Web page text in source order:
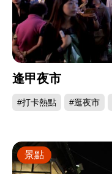
逢甲夜市
#打卡熱點 #逛夜市
景點